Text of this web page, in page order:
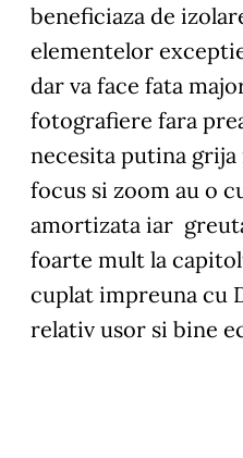
beneficiaza de
elementelor
dar va face fata
fotografiere fara
necesita putina grija
focus si zoom au o
amortizata iar
foarte mult la
cuplat impreuna cu
relativ usor si bine